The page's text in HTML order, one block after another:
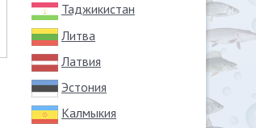
Таджикистан
Литва
Латвия
Эстония
Калмыкия